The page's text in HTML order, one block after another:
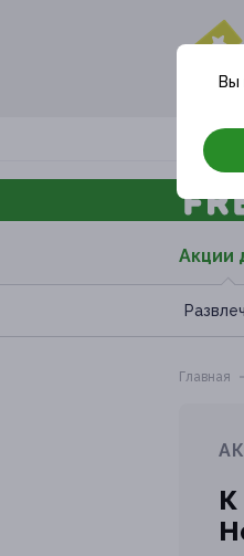
Акции
Вы
Главная
К